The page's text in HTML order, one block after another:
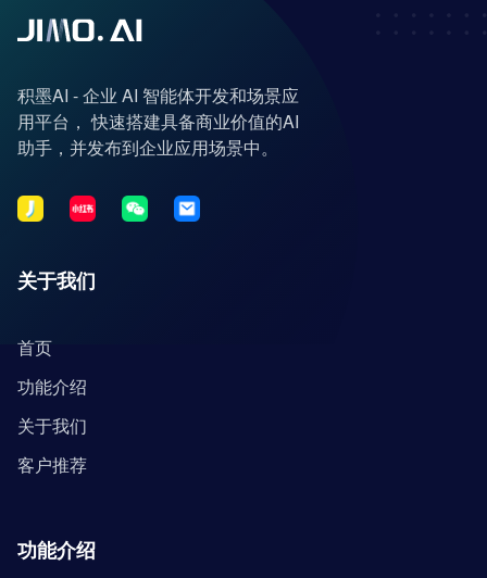
积墨AI - 企业 AI 智能体开发和场景应
用平台， 快速搭建具备商业价值的AI
助手，并发布到企业应用场景中。
关于我们
首页
功能介绍
关于我们
客户推荐
功能介绍